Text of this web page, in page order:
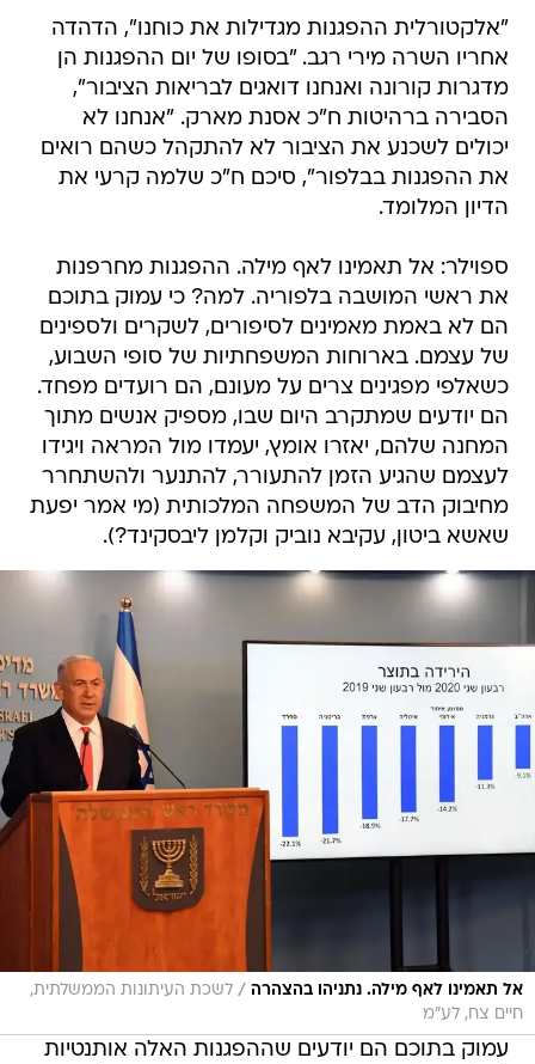
"אלקטורלית ההפגנות מגדילות את כוחנו", הדהדה
אחריו השרה מירי רגב. "בסופו של יום ההפגנות הן
מדגרות קורונה ואנחנו דואגים לבריאות הציבור",
הסבירה ברהיטות ח"כ אסנת מארק. "אנחנו לא
יכולים לשכנע את הציבור לא להתקהל כשהם רואים
את ההפגנות בבלפור", סיכם ח"כ שלמה קרעי את
הדיון המלומד.
ספוילר: אל תאמינו לאף מילה. ההפגנות מחרפנות
את ראשי המושבה בלפוריה. למה? כי עמוק בתוכם
הם לא באמת מאמינים לסיפורים, לשקרים ולספינים
של עצמם. בארוחות המשפחתיות של סופי השבוע,
כשאלפי מפגינים צרים על מעונם, הם רועדים מפחד.
הם יודעים שמתקרב היום שבו, מספיק אנשים מתוך
המחנה שלהם, יאזרו אומץ, יעמדו מול המראה ויגידו
לעצמם שהגיע הזמן להתעורר, להתנער ולהשתחרר
מחיבוק הדב של המשפחה המלכותית (מי אמר יפעת
שאשא ביטון, עקיבא נוביק וקלמן ליבסקינד?).
אל תאמינו לאף מילה. נתניהו בהצהרה / לשכת העיתונות הממשלתית,
חיים צח, לע"מ
עמוק בתוכם הם יודעים שההפגנות האלה אותנטיות